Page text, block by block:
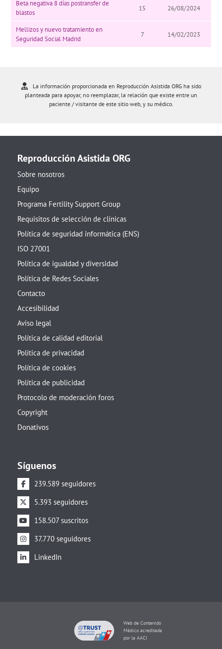
Beta negativa 8 días postransfer de
blastos
15 26/08/2024
Mellizos y nuevo tratamiento en
Seguridad Social Madrid
7 14/02/2023
La información proporcionada en Reproducción Asistida ORG ha sido
planteada para apoyar, no reemplazar, la relación que existe entre un
paciente / visitante de este sitio web, y su médico.
Reproducción Asistida ORG
Sobre nosotros
Equipo
Programa Fertility Support Group
Requisitos de selección de clínicas
Política de seguridad informática (ENS)
ISO 27001
Política de igualdad y diversidad
Política de Redes Sociales
Contacto
Accesibilidad
Aviso legal
Política de calidad editorial
Política de privacidad
Política de cookies
Política de publicidad
Protocolo de moderación foros
Copyright
Donativos
Síguenos
239.589 seguidores
5.393 seguidores
158.507 suscritos
37.770 seguidores
LinkedIn
Web de Contenido
Médico acreditada
por la AACI